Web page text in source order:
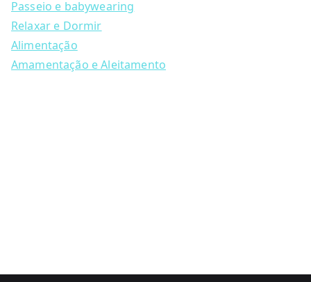
be
chosen
on
the
Passeio e babywearing
Relaxar e Dormir
Alimentação
Amamentação e Aleitamento